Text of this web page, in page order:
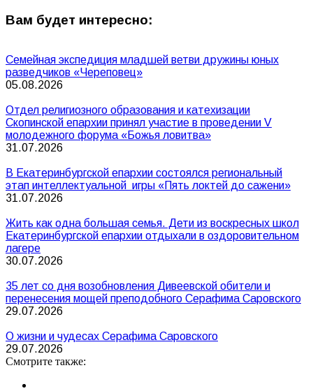
Вам будет интересно:
Семейная экспедиция младшей ветви дружины юных
разведчиков «Череповец»
05.08.2026
Отдел религиозного образования и катехизации
Скопинской епархии принял участие в проведении V
молодежного форума «Божья ловитва»
31.07.2026
В Екатеринбургской епархии состоялся региональный
этап интеллектуальной игры «Пять локтей до сажени»
31.07.2026
Жить как одна большая семья. Дети из воскресных школ
Екатеринбургской епархии отдыхали в оздоровительном
лагере
30.07.2026
35 лет со дня возобновления Дивеевской обители и
перенесения мощей преподобного Серафима Саровского
29.07.2026
О жизни и чудесах Серафима Саровского
29.07.2026
Смотрите также: